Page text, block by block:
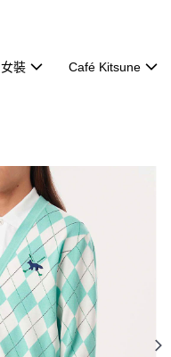
女裝 Café Kitsune